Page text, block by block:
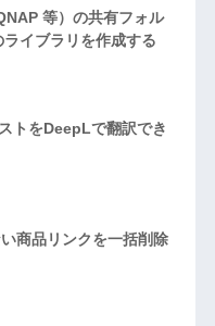
等）の共有フォル
イブラリを作成する
トをDeepLで翻訳でき
商品リンクを一括削除